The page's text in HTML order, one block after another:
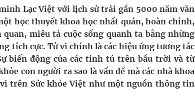
Việt Nam
quản lý hoạt động nha khoa,
trường và cộng đồng
Lạc Việt với lịch sử trải gần 5000 năm văn
học thuyết khoa học nhất quán, hoàn chỉnh,
miêu tả cuộc sống quanh ta bằng những
tích cực. Tử vi chính là các hiệu ứng tương tác
biến động của các tinh tú trên bầu trời và từ
con người ra sao là vấn đề mà các nhà khoa
trên Sức khỏe Việt như một nguồn thông tin